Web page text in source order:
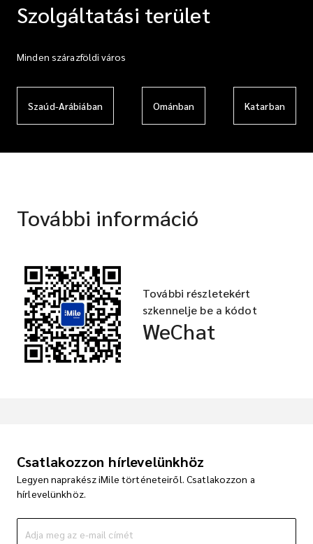
Szolgáltatási terület
Minden szárazföldi város
Szaúd-Arábiában Ománban Katarban
További információ
További részletekért
szkennelje be a kódot
WeChat
Csatlakozzon hírlevelünkhöz
Legyen naprakész iMile történeteiről. Csatlakozzon a
hírlevelünkhöz.